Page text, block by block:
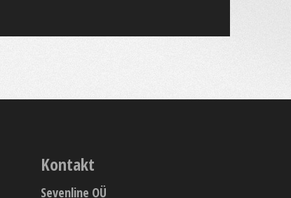
Kontakt
Sevenline OÜ